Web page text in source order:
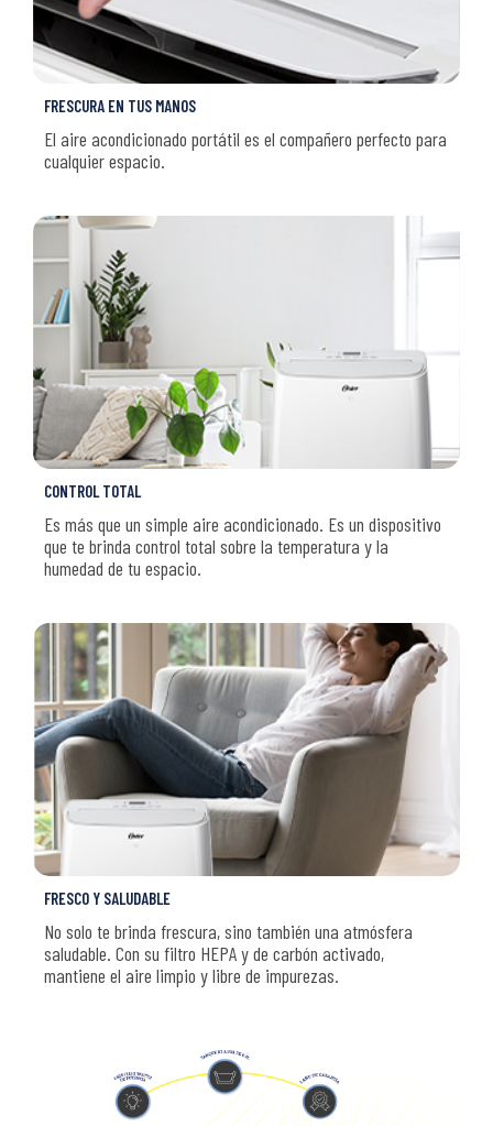
FRESCURA EN TUS MANOS
El aire acondicionado portátil es el compañero perfecto para
cualquier espacio.
CONTROL TOTAL
Es más que un simple aire acondicionado. Es un dispositivo
que te brinda control total sobre la temperatura y la
humedad de tu espacio.
FRESCO Y SALUDABLE
No solo te brinda frescura, sino también una atmósfera
saludable. Con su filtro HEPA y de carbón activado,
mantiene el aire limpio y libre de impurezas.